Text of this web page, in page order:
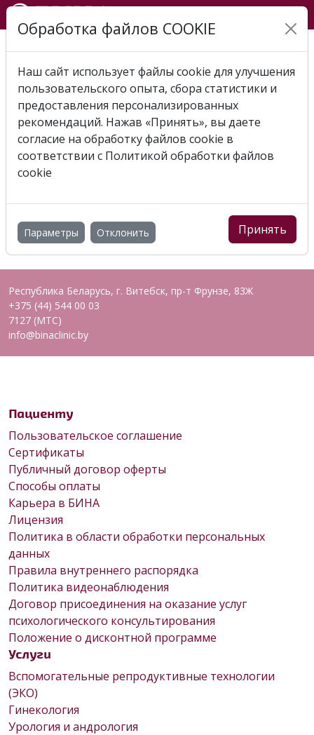
Главная Отзывы
Отзыв 2024-01-29
Москаленко Юрий Анатольевич - Рождественская
Татьяна Анатольевна
ОТЗЫВ 2024-01-29
МОСКАЛЕНКО ЮРИЙ
АНАТОЛЬЕВИЧ -
ТАТЬЯНА АНАТОЛЬЕВНА
Республика Беларусь, г. Витебск, пр-т Фрунзе, 83Ж
+375 (44) 544 00 03
7127 (МТС)
info@binaclinic.by
Пациенту
Пользовательское соглашение
Сертификаты
Публичный договор оферты
Способы оплаты
Карьера в БИНА
Лицензия
Политика в области обработки персональных
данных
Правила внутреннего распорядка
Политика видеонаблюдения
Договор присоединения на оказание услуг
психологического консультирования
Положение о дисконтной программе
Услуги
Вспомогательные репродуктивные технологии
(ЭКО)
Гинекология
Урология и андрология
Обработка файлов COOKIE
Наш сайт использует файлы cookie для улучшения
пользовательского опыта, сбора статистики и
предоставления персонализированных
рекомендаций. Нажав «Принять», вы даете
согласие на обработку файлов cookie в
соответствии с Политикой обработки файлов
cookie
Параметры Отклонить Принять